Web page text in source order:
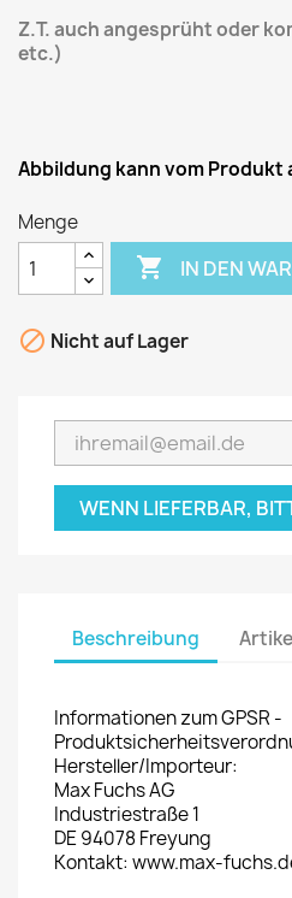
Z.T. auch angesprüht oder
etc.)
Abbildung kann vom Produkt
Menge
 IN DEN
 Nicht auf Lager
WENN LIEFERBAR,
Beschreibung
Informationen zum GPSR -
Hersteller/Importeur:
Max Fuchs AG
Industriestraße 1
DE 94078 Freyung
Kontakt: www.max-